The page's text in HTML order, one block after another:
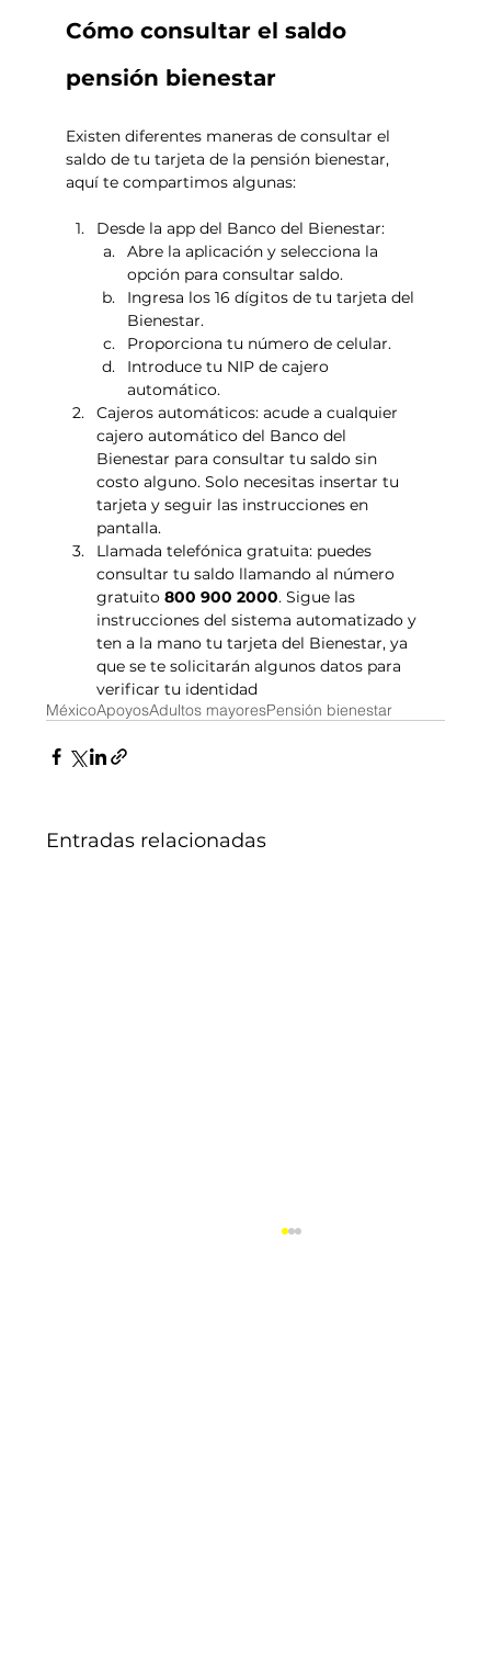
Cómo consultar el saldo
pensión bienestar
Existen diferentes maneras de consultar el
saldo de tu tarjeta de la pensión bienestar,
aquí te compartimos algunas:
Desde la app del Banco del Bienestar:
Abre la aplicación y selecciona la
opción para consultar saldo.
Ingresa los 16 dígitos de tu tarjeta del
Bienestar.
Proporciona tu número de celular.
Introduce tu NIP de cajero
automático.
Cajeros automáticos: acude a cualquier
cajero automático del Banco del
Bienestar para consultar tu saldo sin
costo alguno. Solo necesitas insertar tu
tarjeta y seguir las instrucciones en
pantalla.
Llamada telefónica gratuita: puedes
consultar tu saldo llamando al número
gratuito 800 900 2000. Sigue las
instrucciones del sistema automatizado y
ten a la mano tu tarjeta del Bienestar, ya
que se te solicitarán algunos datos para
verificar tu identidad
MéxicoApoyosAdultos mayoresPensión bienestar
Entradas relacionadas